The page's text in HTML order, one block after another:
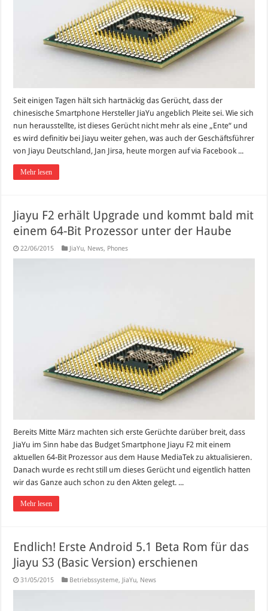
Seit einigen Tagen hält sich hartnäckig das Gerücht, dass der
chinesische Smartphone Hersteller JiaYu angeblich Pleite sei. Wie sich
nun herausstellte, ist dieses Gerücht nicht mehr als eine „Ente“ und
es wird definitiv bei Jiayu weiter gehen, was auch der Geschäftsführer
von Jiayu Deutschland, Jan Jirsa, heute morgen auf via Facebook ...
Mehr lesen
Jiayu F2 erhält Upgrade und kommt bald mit
einem 64-Bit Prozessor unter der Haube
22/06/2015 JiaYu, News, Phones
Bereits Mitte März machten sich erste Gerüchte darüber breit, dass
JiaYu im Sinn habe das Budget Smartphone Jiayu F2 mit einem
aktuellen 64-Bit Prozessor aus dem Hause MediaTek zu aktualisieren.
Danach wurde es recht still um dieses Gerücht und eigentlich hatten
wir das Ganze auch schon zu den Akten gelegt. ...
Mehr lesen
Endlich! Erste Android 5.1 Beta Rom für das
Jiayu S3 (Basic Version) erschienen
31/05/2015 Betriebssysteme, JiaYu, News